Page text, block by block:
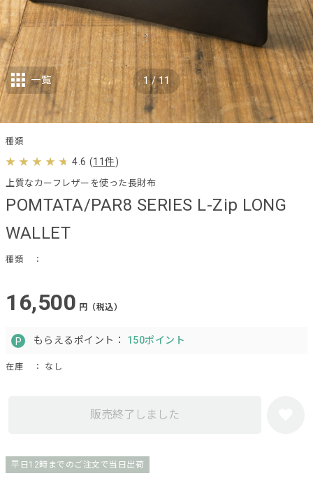
POMTATA/PAR8 SERIES L-Zip LONG
WALLET
上質なカーフレザーを使った長財布
種類 ：
4.6 (11件)
16,500 円（税込）
もらえるポイント： 150ポイント
在庫 ： なし
販売終了しました
平日12時までのご注文で当日出荷
1/11
一覧
種類